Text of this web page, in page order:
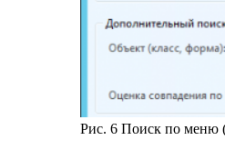
Рис. 6 Поиск по меню